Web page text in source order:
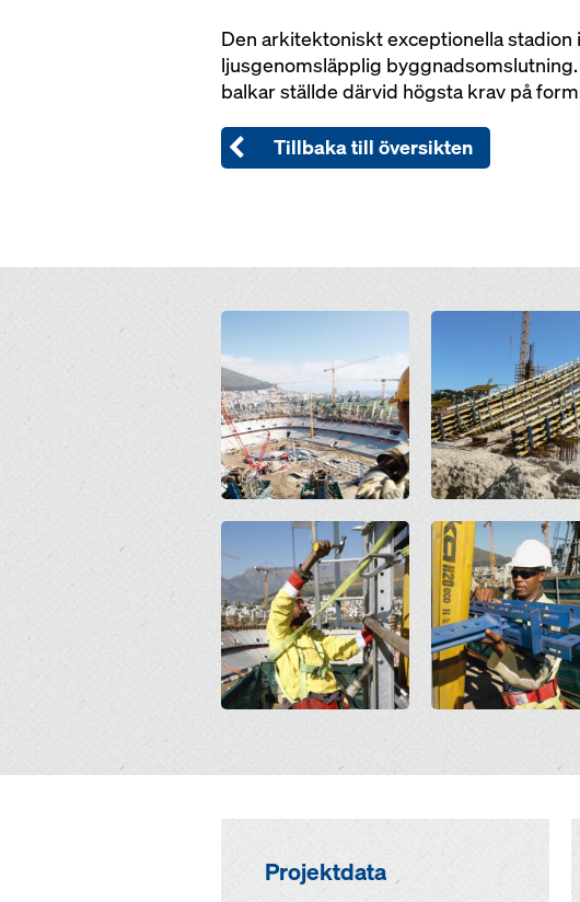
Den arkitektoniskt exceptionella
ljusgenomsläpplig
balkar ställde därvid högsta krav på
Tillbaka till översikten
Open Open
Open Open
Projektdata